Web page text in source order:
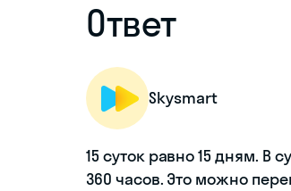
Ответ
Skysmart
15 суток равно 15 дням. В
360 часов. Это можно